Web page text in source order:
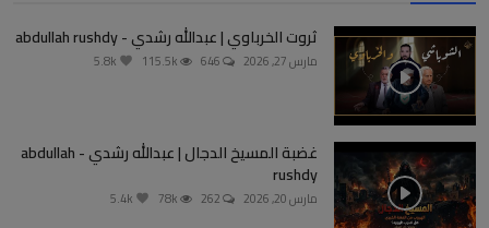
ثروت الخرباوي | عبدالله رشدي - abdullah rushdy
مارس 27, 2026
غضبة المسيخ الدجال | عبدالله رشدي - abdullah
rushdy
مارس 20, 2026